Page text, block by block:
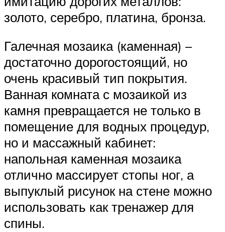
золото, серебро, платина, бронза.
Галечная мозаика (каменная) –
достаточно дорогостоящий, но
очень красивый тип покрытия.
Ванная комната с мозаикой из
камня превращается не только в
помещение для водных процедур,
но и массажный кабинет:
напольная каменная мозаика
отлично массирует стопы ног, а
выпуклый рисунок на стене можно
использовать как тренажер для
спины.